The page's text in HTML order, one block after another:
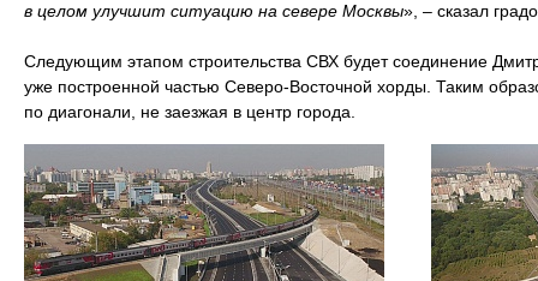
в целом улучшит ситуацию на севере Москвы», – сказал
Следующим этапом строительства СВХ будет соединение
уже построенной частью Северо-Восточной хорды. Таким
по диагонали, не заезжая в центр города.